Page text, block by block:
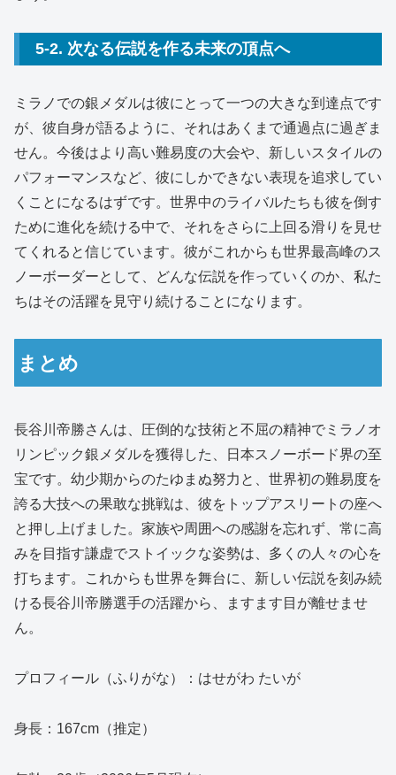
5-2. 次なる伝説を作る未来の頂点へ
ミラノでの銀メダルは彼にとって一つの大きな到達点です
が、彼自身が語るように、それはあくまで通過点に過ぎま
せん。 今後はより高い難易度の大会や、新しいスタイルの
パフォーマンスなど、彼にしかできない表現を追求してい
くことになるはずです。 世界中のライバルたちも彼を倒す
ために進化を続ける中で、それをさらに上回る滑りを見せ
てくれると信じています。 彼がこれからも世界最高峰のス
ノーボーダーとして、どんな伝説を作っていくのか、私た
ちはその活躍を見守り続けることになります。
まとめ
長谷川帝勝さんは、圧倒的な技術と不屈の精神でミラノオ
リンピック銀メダルを獲得した、日本スノーボード界の至
宝です。幼少期からのたゆまぬ努力と、世界初の難易度を
誇る大技への果敢な挑戦は、彼をトップアスリートの座へ
と押し上げました。家族や周囲への感謝を忘れず、常に高
みを目指す謙虚でストイックな姿勢は、多くの人々の心を
打ちます。これからも世界を舞台に、新しい伝説を刻み続
ける長谷川帝勝選手の活躍から、ますます目が離せませ
ん。
プロフィール（ふりがな）：はせがわ たいが
身長：167cm（推定）